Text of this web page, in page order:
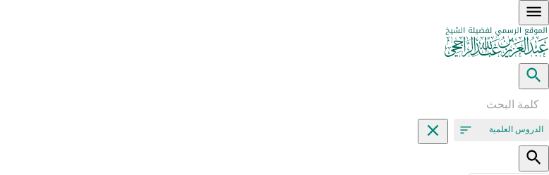
الدروس العلمية